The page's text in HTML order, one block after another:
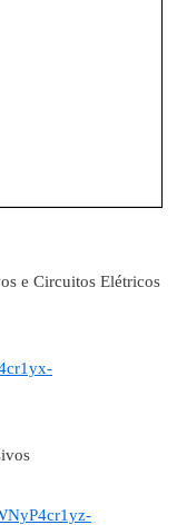
e Circuitos Elétricos